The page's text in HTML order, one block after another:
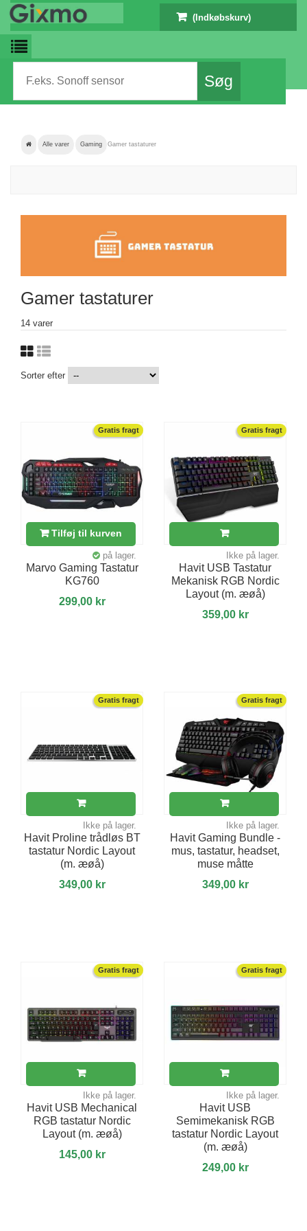
(Indkøbskurv)
Alle varer Gaming Gamer tastaturer
Gamer tastaturer
14 varer
Sorter efter
Gratis fragt
Tilføj til kurven
på lager.
Marvo Gaming Tastatur
KG760
299,00 kr
Gratis fragt
Ikke på lager.
Havit USB Tastatur
Mekanisk RGB Nordic
Layout (m. æøå)
359,00 kr
Gratis fragt
Ikke på lager.
Havit Proline trådløs BT
tastatur Nordic Layout
(m. æøå)
349,00 kr
Gratis fragt
Ikke på lager.
Havit Gaming Bundle -
mus, tastatur, headset,
muse måtte
349,00 kr
Gratis fragt
Ikke på lager.
Havit USB Mechanical
RGB tastatur Nordic
Layout (m. æøå)
145,00 kr
Gratis fragt
Ikke på lager.
Havit USB
Semimekanisk RGB
tastatur Nordic Layout
(m. æøå)
249,00 kr